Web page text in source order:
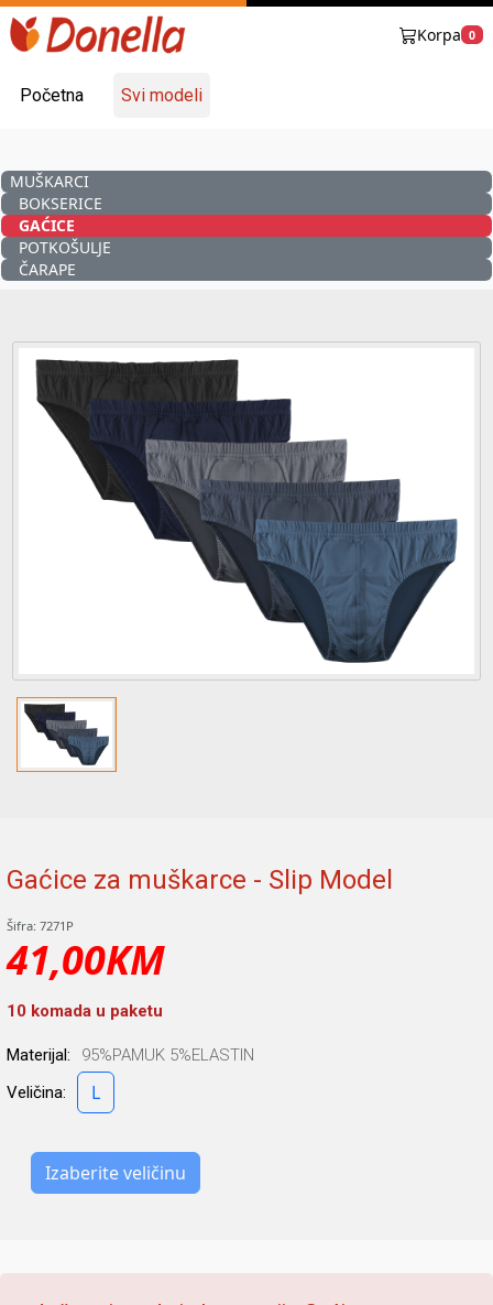
Korpa 0
Početna Svi modeli
MUŠKARCI
BOKSERICE
GAĆICE
POTKOŠULJE
ČARAPE
Gaćice za muškarce - Slip Model
Šifra: 7271P
41,00KM
10 komada u paketu
Materijal:
95%PAMUK 5%ELASTIN
Veličina:
L
Izaberite veličinu